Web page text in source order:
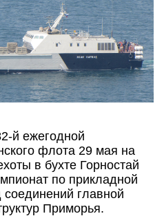
й ежегодной
флота 29 мая на
в бухте Горностай
по прикладной
главной
Приморья.